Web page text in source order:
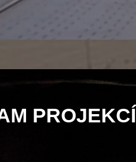
PROJEKCÍ